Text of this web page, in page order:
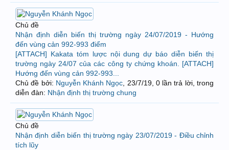
Chủ đề
Nhận định diễn biến thị trường ngày 24/07/2019 - Hướng
đến vùng cản 992-993 điểm
[ATTACH] Kakata tóm lược nội dung dự báo diễn biến thị
trường ngày 24/07 của các công ty chứng khoán. [ATTACH]
Hướng đến vùng cản 992-993...
Chủ đề bởi: Nguyễn Khánh Ngọc 23/7/19, 0 lần trả lời, trong
diễn đàn: Nhận định thị trường chung
Chủ đề
Nhận định diễn biến thị trường ngày 23/07/2019 - Điều chỉnh
tích lũy